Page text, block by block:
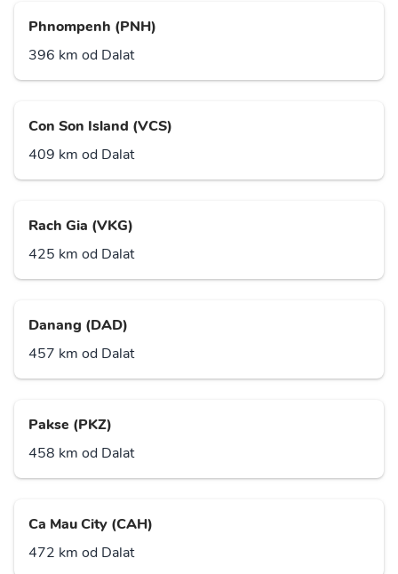
Phnompenh (PNH)
396 km od Dalat
Con Son Island (VCS)
409 km od Dalat
Rach Gia (VKG)
425 km od Dalat
Danang (DAD)
457 km od Dalat
Pakse (PKZ)
458 km od Dalat
Ca Mau City (CAH)
472 km od Dalat